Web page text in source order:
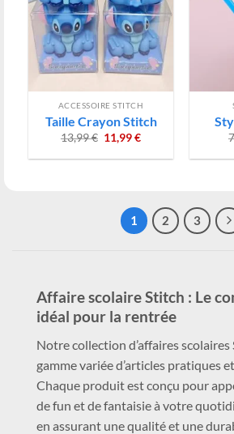
ACCESSOIRE STITCH
Taille Crayon Stitch
13,99€ Le
prix
initial
11,99€Le
actuel
1 2 3
Affaire scolaire Stitch : Le
idéal pour la rentrée
Notre collection d’affaires
gamme variée d’articles pratiques
Chaque produit est conçu pour
de fun et de fantaisie à votre
en assurant une qualité et une